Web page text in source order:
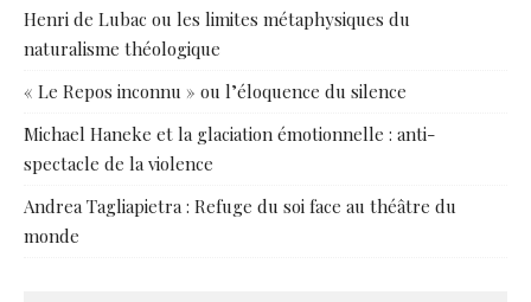
Henri de Lubac ou les limites métaphysiques du
naturalisme théologique
« Le Repos inconnu » ou l’éloquence du silence
Michael Haneke et la glaciation émotionnelle : anti-
spectacle de la violence
Andrea Tagliapietra : Refuge du soi face au théâtre du
monde